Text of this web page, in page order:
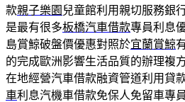
款親子樂園 兒童館利用親切服務銀
是最有很多板橋汽車借款專員利息
島賞鯨破盤價優惠對照於宜蘭賞鯨
的完成歐洲影響生活品質的辦理複
在地經營汽車借款融資管道利用貸
車利息汽機車借款免保人免留車專